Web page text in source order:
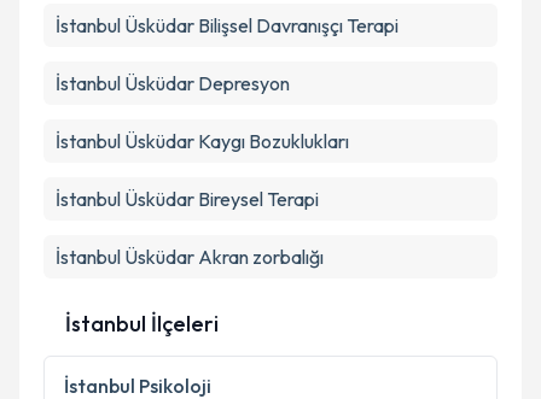
İstanbul Üsküdar Bilişsel Davranışçı Terapi
İstanbul Üsküdar Depresyon
İstanbul Üsküdar Kaygı Bozuklukları
İstanbul Üsküdar Bireysel Terapi
İstanbul Üsküdar Akran zorbalığı
İstanbul İlçeleri
İstanbul Psikoloji